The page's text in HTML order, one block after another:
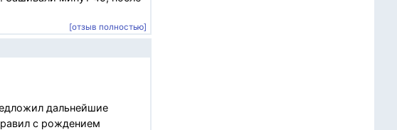
[отзыв полностью]
дальнейшие
с рождением